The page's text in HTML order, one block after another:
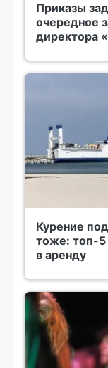
Приказы
очередное
директора
Курение
тоже: топ-5
в аренду